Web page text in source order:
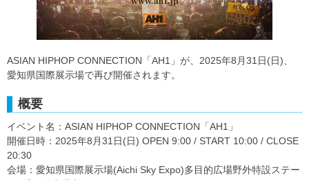
ASIAN HIPHOP CONNECTION「AH1」が、2025年8月31日(日)、
愛知県国際展示場で再び開催されます。
概要
イベント名：ASIAN HIPHOP CONNECTION「AH1」
開催日時：2025年8月31日(日) OPEN 9:00 / START 10:00 / CLOSE
20:30
会場：愛知県国際展示場(Aichi Sky Expo)多目的広場野外特設ステー